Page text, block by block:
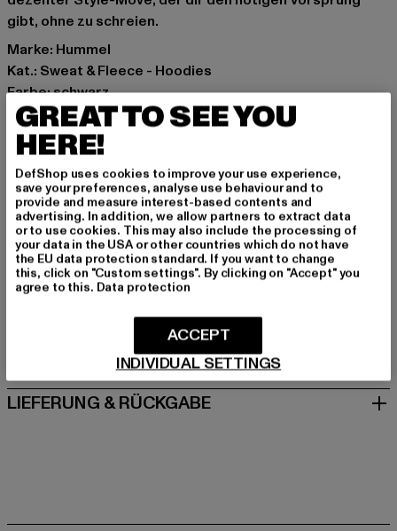
gibt, ohne zu schreien.
Marke: Hummel
Kat.: Sweat & Fleece - Hoodies
Farbe: schwarz
Hersteller Farbe: black
Materialzusammensetzung: 70% Baumwolle, 30%
Polyester
Art.Nr: HUM126-005-00007
Hersteller: HUMMEL CENOZOIC APS |
info@newlinehalo.com
Balticagade 20 | 8000 Aarhus C | DK
GRÖSSE & PASSFORM
PFLEGEHINWEISE
LIEFERUNG & RÜCKGABE
GREAT TO SEE YOU
HERE!
DefShop uses cookies to improve your use experience,
save your preferences, analyse use behaviour and to
provide and measure interest-based contents and
advertising. In addition, we allow partners to extract data
or to use cookies. This may also include the processing of
your data in the USA or other countries which do not have
the EU data protection standard. If you want to change
this, click on "Custom settings". By clicking on "Accept" you
agree to this. Data protection
INDIVIDUAL SETTINGS
ACCEPT